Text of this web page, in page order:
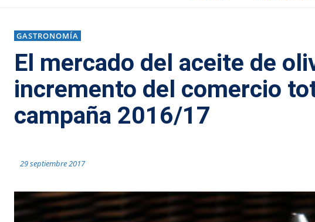
GASTRONOMÍA
El mercado del aceite de
incremento del comercio
campaña 2016/17
29 septiembre 2017